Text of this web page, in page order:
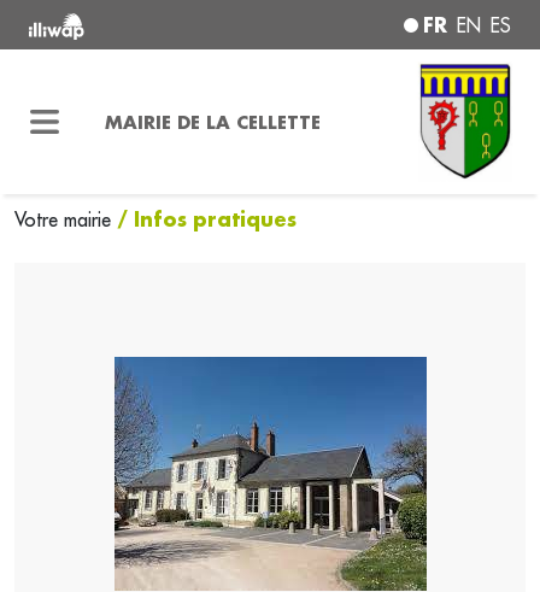
FR EN ES
MAIRIE DE LA CELLETTE
Votre mairie / Infos pratiques